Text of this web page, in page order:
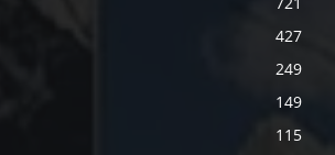
427
249
149
115